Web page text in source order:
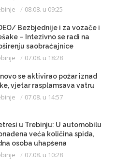
08.08. u 09:25
Bezbjednije i za vozače i
– Intezivno se radi na
saobraćajnice
07.08. u 18:28
se aktivirao požar iznad
vjetar rasplamsava vatru
07.08. u 14:57
u Trebinju: U automobilu
veća količina spida,
osoba uhapšena
07.08. u 10:28